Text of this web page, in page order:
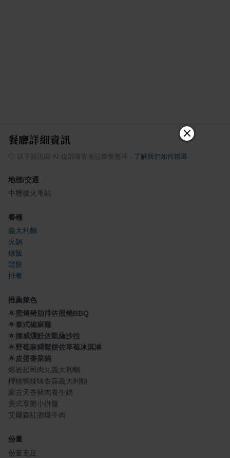
餐廳詳細資訊
以下資訊由 AI 從部落客食記彙整整理 了解我們如何精選
地標/交通
中壢後火車站
餐種
義大利麵
火鍋
燉飯
鬆餅
排餐
推薦菜色
🌟蜜烤豬肋排佐照燒BBQ
🌟泰式椒麻雞
🌟挪威燻鮭佐凱薩沙拉
🌟野莓麻糬鬆餅佐草莓冰淇淋
🌟皮蛋香菜鍋
熔岩起司肉丸義大利麵
櫻桃鴨辣味香蒜義大利麵
蒙古天香豬肉養生鍋
美式享樂小拼盤
艾爾森紅酒燉牛肉
份量
份量充足